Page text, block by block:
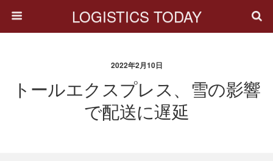
LOGISTICS TODAY
2022年2月10日
トールエクスプレス、雪の影響
で配送に遅延